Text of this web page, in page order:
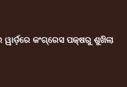
ୱାର୍ଡ଼ରେ କଂଗ୍ରେସ ପକ୍ଷରୁ ଶୁଖିଲା